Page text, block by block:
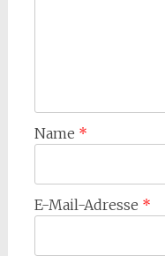
Name *
E-Mail-Adresse *